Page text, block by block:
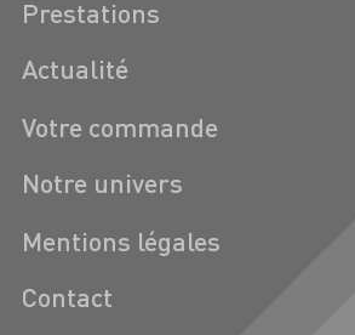
Prestations
Actualité
Votre commande
Notre univers
Mentions légales
Contact